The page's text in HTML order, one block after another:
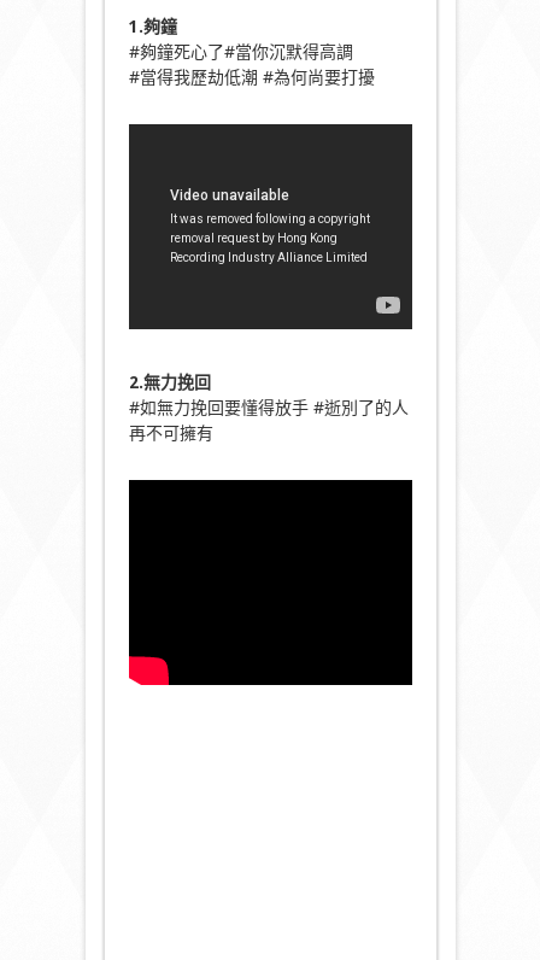
1.夠鐘
#夠鐘死心了#當你沉默得高調
#當得我歷劫低潮 #為何尚要打擾
2.無力挽回
#如無力挽回要懂得放手 #逝別了的人
再不可擁有